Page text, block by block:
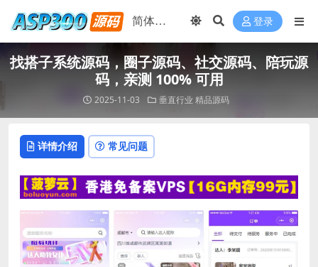
登录
找搭子系统源码，圈子源码、社交源码、陪玩源
码，亲测 100% 可用
2025-11-03 垂直行业 精品源码
详情介绍 常见问题